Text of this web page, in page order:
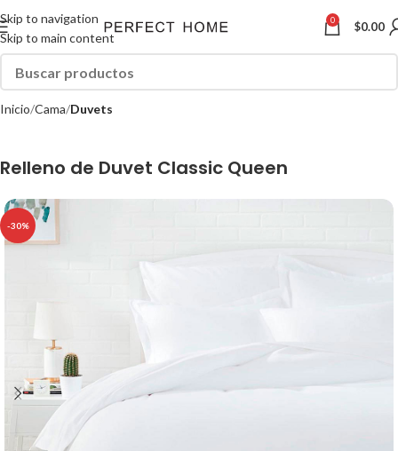
Skip to navigation
Skip to main content
0 $0.00
Inicio Cama Duvets
Relleno de Duvet Classic Queen
-30%